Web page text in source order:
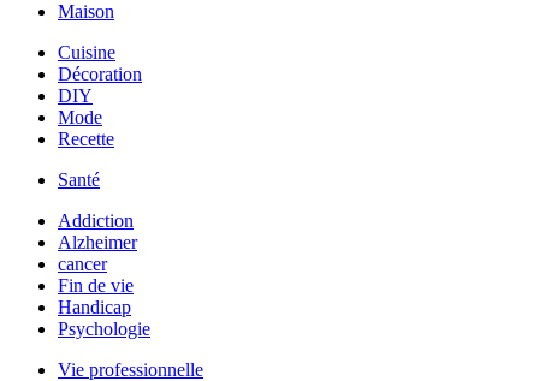
Maison
Cuisine
Décoration
DIY
Mode
Recette
Santé
Addiction
Alzheimer
cancer
Fin de vie
Handicap
Psychologie
Vie professionnelle